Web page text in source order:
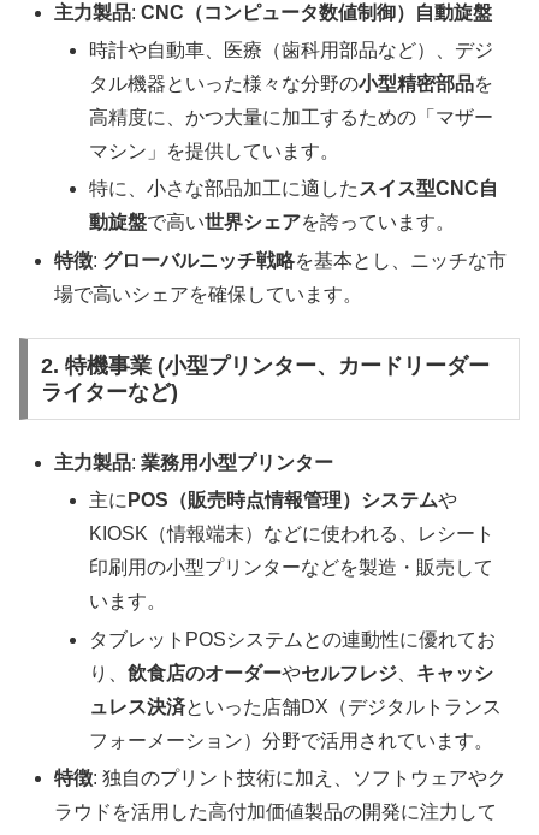
主力製品:CNC（コンピュータ数値制御）自動旋盤
時計や自動車、医療（歯科用部品など）、デジ
タル機器といった様々な分野の小型精密部品を
高精度に、かつ大量に加工するための「マザー
マシン」を提供しています。
特に、小さな部品加工に適した スイス型CNC自
動旋盤で高い世界シェアを誇っています。
特徴: グローバルニッチ戦略を基本とし、ニッチな市
場で高いシェアを確保しています。
2. 特機事業 (小型プリンター、カードリーダー
ライターなど)
主力製品:業務用小型プリンター
主に POS（販売時点情報管理）システムや
KIOSK（情報端末）などに使われる、レシート
印刷用の小型プリンターなどを製造・販売して
います。
タブレットPOSシステムとの連動性に優れてお
り、飲食店のオーダーやセルフレジ
キャッシ
ュレス決済といった店舗DX（デジタルトランス
フォーメーション）分野で活用されています。
特徴: 独自のプリント技術に加え、ソフトウェアやク
ラウドを活用した高付加価値製品の開発に注力して